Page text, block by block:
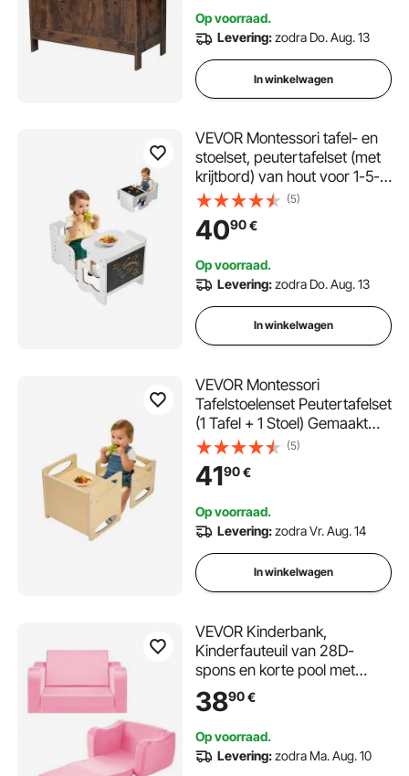
speelgoedbank, 754 x 389 x
480 mm, bruin
Op voorraad.
Levering:zodra Do. Aug. 13
In winkelwagen
VEVOR Montessori tafel- en
stoelset, peutertafelset (met
krijtbord) van hout voor 1-5-
jarigen, in hoogte verstelbare
activiteitentafel en speeltafel
voor kinderen, ideaal om te
(5)
4090€
Op voorraad.
Levering:zodra Do. Aug. 13
In winkelwagen
VEVOR Montessori
Tafelstoelenset Peutertafelset
(1 Tafel + 1 Stoel) Gemaakt
van Hout voor 1-5 Jaar
Ouden, In Hoogte
Verstelbare Activiteitentafel
Ideaal om te Lezen, Eten,
Spelen - Natuurlijk
(5)
4190€
Op voorraad.
Levering:zodra Vr. Aug. 14
In winkelwagen
VEVOR Kinderbank,
Kinderfauteuil van 28D-
spons en korte pool met
armleuningen, Peuterbank
om te lezen en te spelen,
Kinderbank, Slaapbank voor
de speelkamer, Slaapkamer,
Roze, Maat M
3890€
Op voorraad.
Levering:zodra Ma. Aug. 10